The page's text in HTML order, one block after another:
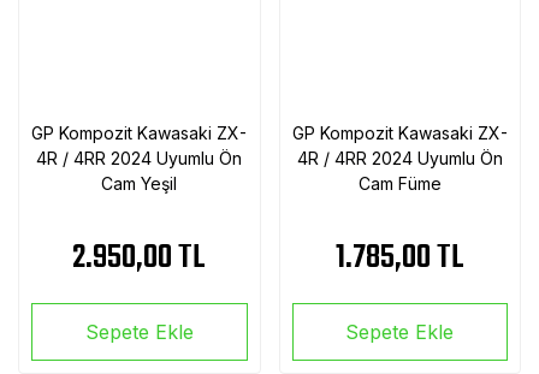
GP Kompozit Kawasaki ZX-
4R / 4RR 2024 Uyumlu Ön
Cam Yeşil
2.950,00 TL
Sepete Ekle
GP Kompozit Kawasaki ZX-
4R / 4RR 2024 Uyumlu Ön
Cam Füme
1.785,00 TL
Sepete Ekle